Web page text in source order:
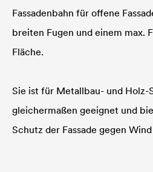
Fassadenbahn für offene
breiten Fugen und einem max.
Fläche.
Sie ist für Metallbau- und Holz-
gleichermaßen geeignet und
Schutz der Fassade gegen